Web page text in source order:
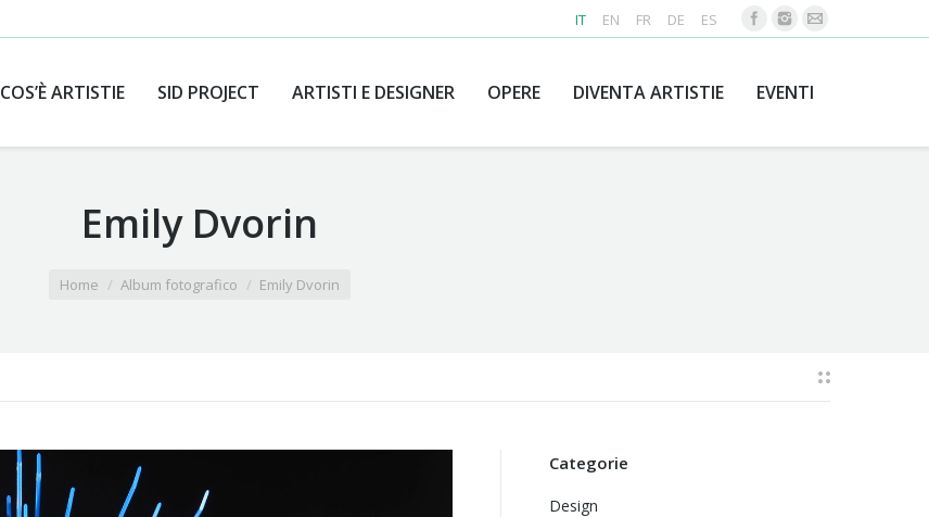
IT EN FR DE ES
COS’È ARTISTIE SID PROJECT ARTISTI E DESIGNER OPERE DIVENTA ARTISTIE EVENTI
Emily Dvorin
Home Album fotografico Emily Dvorin
Categorie
Design